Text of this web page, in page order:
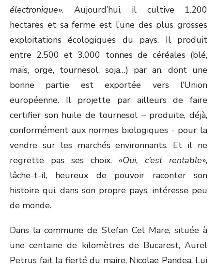
électronique». Aujourd’hui, il cultive 1.200
hectares et sa ferme est l’une des plus grosses
exploitations écologiques du pays. Il produit
entre 2.500 et 3.000 tonnes de céréales (blé,
maïs, orge, tournesol, soja…) par an, dont une
bonne partie est exportée vers l’Union
européenne. Il projette par ailleurs de faire
certifier son huile de tournesol – produite, déjà,
conformément aux normes biologiques - pour la
vendre sur les marchés environnants. Et il ne
regrette pas ses choix. «Oui, c’est rentable»,
lâche-t-il, heureux de pouvoir raconter son
histoire qui, dans son propre pays, intéresse peu
de monde.
Dans la commune de Stefan Cel Mare, située à
une centaine de kilomètres de Bucarest, Aurel
Petrus fait la fierté du maire, Nicolae Pandea. Lui